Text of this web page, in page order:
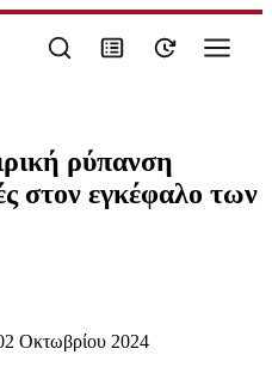
ρύπανση
στον εγκέφαλο των
Οκτωβρίου 2024